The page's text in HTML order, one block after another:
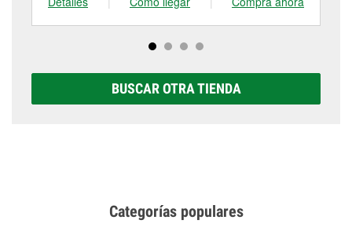
BUSCAR OTRA TIENDA
Categorías populares